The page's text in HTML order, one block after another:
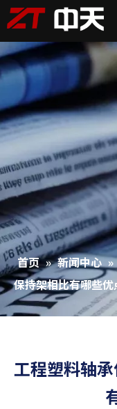
首页 » 新闻中心 »
保持架相比有哪些优
工程塑料轴